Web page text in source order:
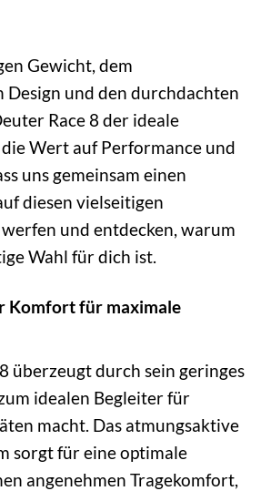
Gewicht, dem
Design und den durchdachten
Race 8 der ideale
Wert auf Performance und
uns gemeinsam einen
diesen vielseitigen
und entdecken, warum
Wahl für dich ist.
Komfort für maximale
überzeugt durch sein geringes
idealen Begleiter für
macht. Das atmungsaktive
sorgt für eine optimale
angenehmen Tragekomfort,